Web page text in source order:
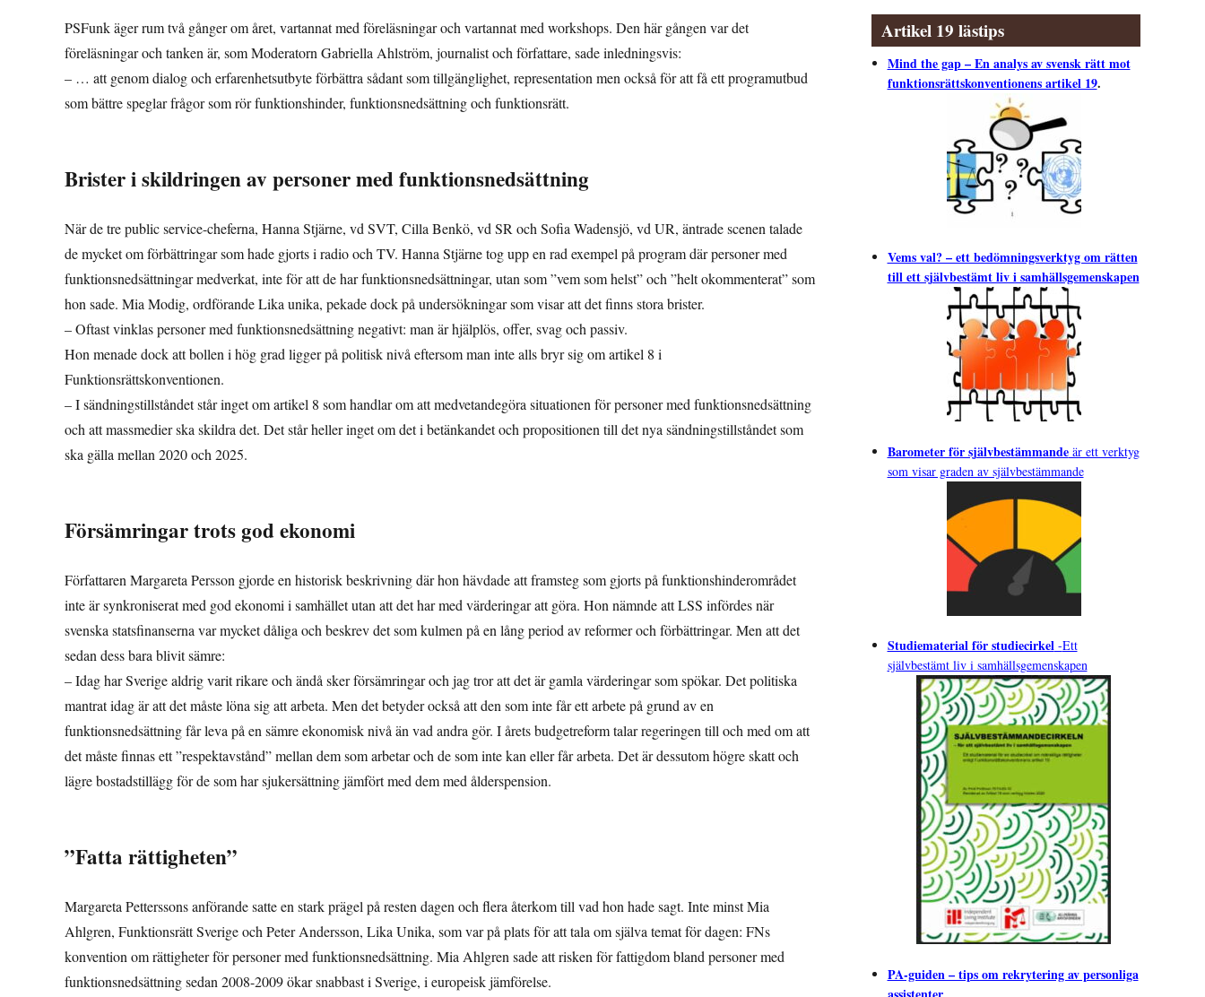
PSFunk äger rum två gånger om året, vartannat med föreläsningar och vartannat med workshops. Den här gången var det
föreläsningar och tanken är, som Moderatorn Gabriella Ahlström, journalist och författare, sade inledningsvis:
– … att genom dialog och erfarenhetsutbyte förbättra sådant som tillgänglighet, representation men också för att få ett programutbud
som bättre speglar frågor som rör funktionshinder, funktionsnedsättning och funktionsrätt.
Brister i skildringen av personer med funktionsnedsättning
När de tre public service-cheferna, Hanna Stjärne, vd SVT, Cilla Benkö, vd SR och Sofia Wadensjö, vd UR, äntrade scenen talade
de mycket om förbättringar som hade gjorts i radio och TV. Hanna Stjärne tog upp en rad exempel på program där personer med
funktionsnedsättningar medverkat, inte för att de har funktionsnedsättningar, utan som ”vem som helst” och ”helt okommenterat” som
hon sade. Mia Modig, ordförande Lika unika, pekade dock på undersökningar som visar att det finns stora brister.
– Oftast vinklas personer med funktionsnedsättning negativt: man är hjälplös, offer, svag och passiv.
Hon menade dock att bollen i hög grad ligger på politisk nivå eftersom man inte alls bryr sig om artikel 8 i
Funktionsrättskonventionen.
– I sändningstillståndet står inget om artikel 8 som handlar om att medvetandegöra situationen för personer med funktionsnedsättning
och att massmedier ska skildra det. Det står heller inget om det i betänkandet och propositionen till det nya sändningstillståndet som
ska gälla mellan 2020 och 2025.
Försämringar trots god ekonomi
Författaren Margareta Persson gjorde en historisk beskrivning där hon hävdade att framsteg som gjorts på funktionshinderområdet
inte är synkroniserat med god ekonomi i samhället utan att det har med värderingar att göra. Hon nämnde att LSS infördes när
svenska statsfinanserna var mycket dåliga och beskrev det som kulmen på en lång period av reformer och förbättringar. Men att det
sedan dess bara blivit sämre:
– Idag har Sverige aldrig varit rikare och ändå sker försämringar och jag tror att det är gamla värderingar som spökar. Det politiska
mantrat idag är att det måste löna sig att arbeta. Men det betyder också att den som inte får ett arbete på grund av en
funktionsnedsättning får leva på en sämre ekonomisk nivå än vad andra gör. I årets budgetreform talar regeringen till och med om att
det måste finnas ett ”respektavstånd” mellan dem som arbetar och de som inte kan eller får arbeta. Det är dessutom högre skatt och
lägre bostadstillägg för de som har sjukersättning jämfört med dem med ålderspension.
”Fatta rättigheten”
Margareta Petterssons anförande satte en stark prägel på resten dagen och flera återkom till vad hon hade sagt. Inte minst Mia
Ahlgren, Funktionsrätt Sverige och Peter Andersson, Lika Unika, som var på plats för att tala om själva temat för dagen: FNs
konvention om rättigheter för personer med funktionsnedsättning. Mia Ahlgren sade att risken för fattigdom bland personer med
funktionsnedsättning sedan 2008-2009 ökar snabbast i Sverige, i europeisk jämförelse.
Artikel 19 lästips
Mind the gap – En analys av svensk rätt mot
funktionsrättskonventionens artikel 19.
Vems val? – ett bedömningsverktyg om rätten
till ett självbestämt liv i samhällsgemenskapen
Barometer för självbestämmandeär ett verktyg
som visar graden av självbestämmande
Studiematerial för studiecirkel-Ett
självbestämt liv i samhällsgemenskapen
PA-guiden – tips om rekrytering av personliga